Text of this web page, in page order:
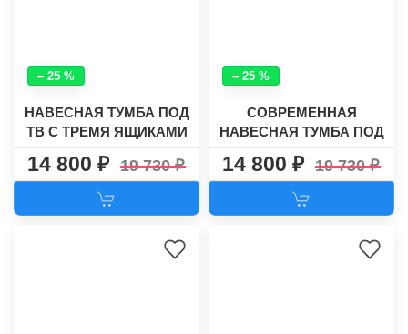
– 25 %
НАВЕСНАЯ ТУМБА ПОД
ТВ С ТРЕМЯ ЯЩИКАМИ
РИФ-3
14 800 19 730
– 25 %
СОВРЕМЕННАЯ
НАВЕСНАЯ ТУМБА ПОД
ТВ РИФ-3 ЗИГ-ЗАГ
14 800 19 730